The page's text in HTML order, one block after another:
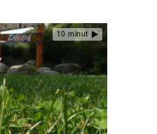
10 minut